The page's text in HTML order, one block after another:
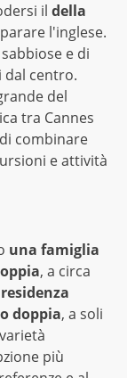
il della
l'inglese.
e di
dal centro.
del
tra Cannes
combinare
e attività
una famiglia
, a circa
doppia, a soli
più